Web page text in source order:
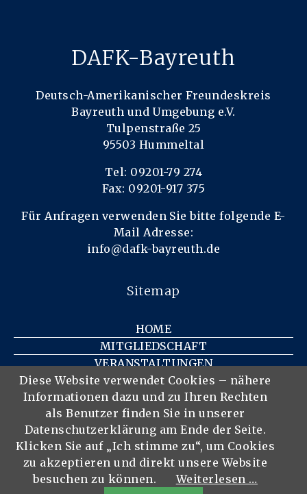
DAFK-Bayreuth
Deutsch-Amerikanischer Freundeskreis
Bayreuth und Umgebung e.V.
Tulpenstraße 25
95503 Hummeltal
Tel: 09201-79 274
Fax: 09201-917 375
Für Anfragen verwenden Sie bitte folgende E-
Mail Adresse:
info@dafk-bayreuth.de
Sitemap
HOME
MITGLIEDSCHAFT
VERANSTALTUNGEN
KONTAKT
IMPRESSUM
DATENSCHUTZ
DER VEREIN
MITGLIEDER
Diese Website verwendet Cookies – nähere
Informationen dazu und zu Ihren Rechten
als Benutzer finden Sie in unserer
Datenschutzerklärung am Ende der Seite.
Klicken Sie auf „Ich stimme zu“, um Cookies
zu akzeptieren und direkt unsere Website
besuchen zu können.
Weiterlesen …